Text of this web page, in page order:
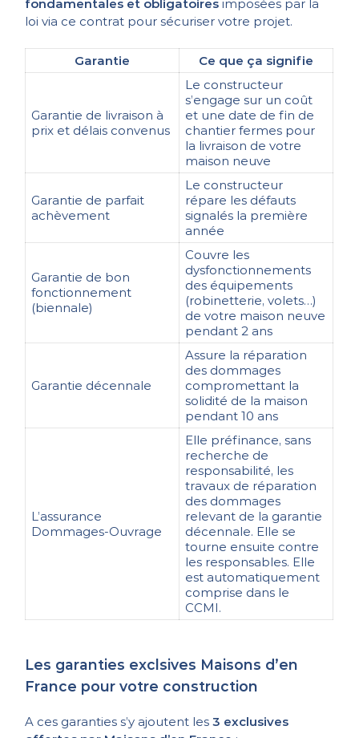
fondamentales et obligatoires imposées par la
loi via ce contrat pour sécuriser votre projet.
Garantie Ce que ça signifie
Garantie de livraison à
prix et délais convenus
Le constructeur
s’engage sur un coût
et une date de fin de
chantier fermes pour
la livraison de votre
maison neuve
Garantie de parfait
achèvement
Le constructeur
répare les défauts
signalés la première
année
Garantie de bon
fonctionnement
(biennale)
Couvre les
dysfonctionnements
des équipements
(robinetterie, volets…)
de votre maison neuve
pendant 2 ans
Garantie décennale
Assure la réparation
des dommages
compromettant la
solidité de la maison
pendant 10 ans
L’assurance
Dommages-Ouvrage
Elle préfinance, sans
recherche de
responsabilité, les
travaux de réparation
des dommages
relevant de la garantie
décennale. Elle se
tourne ensuite contre
les responsables. Elle
est automatiquement
comprise dans le
CCMI.
Les garanties exclsives Maisons d’en
France pour votre construction
A ces garanties s’y ajoutent les3 exclusives